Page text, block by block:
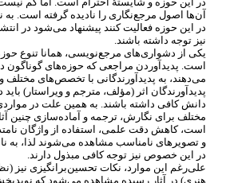
آنها اصول مرجعنگاری را نادیده گرفته است. به
در این حوزه فعالیت کنند پیشنهاد میشود در
نیز توجه داشته باشند.
یکی از دشواریهای مرجعنویسی، همانا تنوع
است. پدیدآوردن مراجعی که حوزههای گوناگون
میدهند، به پدیدآورندگانی با تخصصهای مختلف و
پدیدآورندگان اثر (مؤلف، مترجم و ویراستار)
دانش کافی داشته باشند. به همین علت در
مختلف برای نگارش، ترجمه و آمادهسازی چنین
است، کاهش دقت علمی، استفاده از واژگان
و تصویرهای نامناسب مشاهده میشوند لذا، به
در این خصوص نیز توجه کافی مبذول دارند.
علیرغم این موارد، نکات تحسینبرانگیزی نیز
هنری) در آثار رسیده مشاهده میشود که